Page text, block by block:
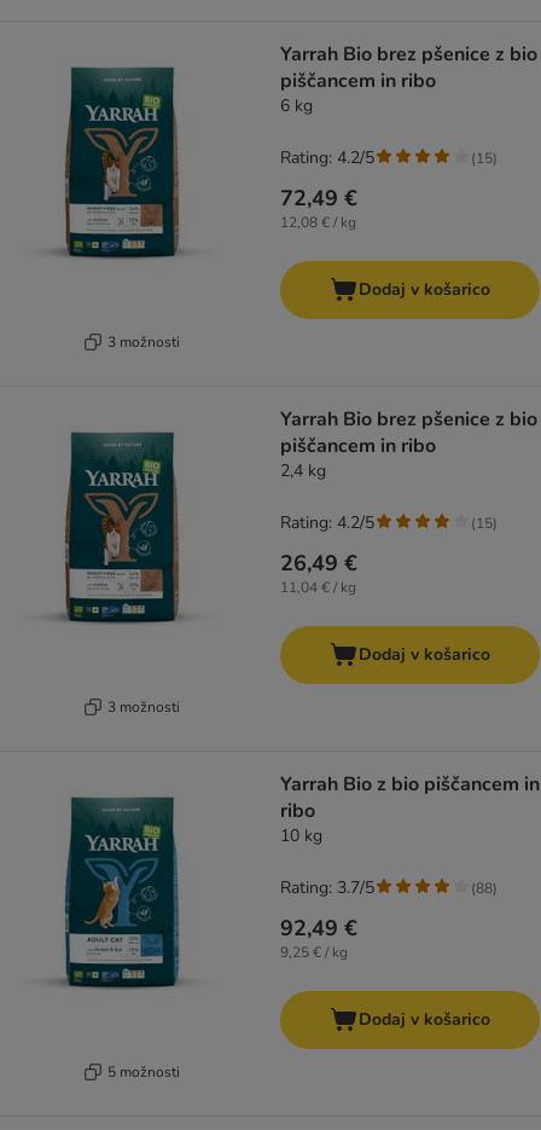
3 možnosti
Yarrah Bio brez pšenice z bio
piščancem in ribo
6 kg
72,49 €
12,08 € / kg
Rating: 4.2/5 (15)
Dodaj v košarico
3 možnosti
Yarrah Bio brez pšenice z bio
piščancem in ribo
2,4 kg
26,49 €
11,04 € / kg
Rating: 4.2/5 (15)
Dodaj v košarico
5 možnosti
Yarrah Bio z bio piščancem in
ribo
10 kg
92,49 €
9,25 € / kg
Rating: 3.7/5 (88)
Dodaj v košarico